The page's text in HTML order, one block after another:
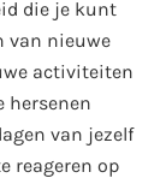
die je kunt
van nieuwe
activiteiten
hersenen
van jezelf
reageren op